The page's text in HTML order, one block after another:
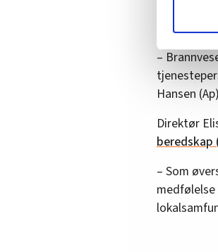
Justis- og
savnedes
–
Hansen
Direktør
beredskap
– Som